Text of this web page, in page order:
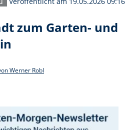
zum Garten- und
Werner Robl